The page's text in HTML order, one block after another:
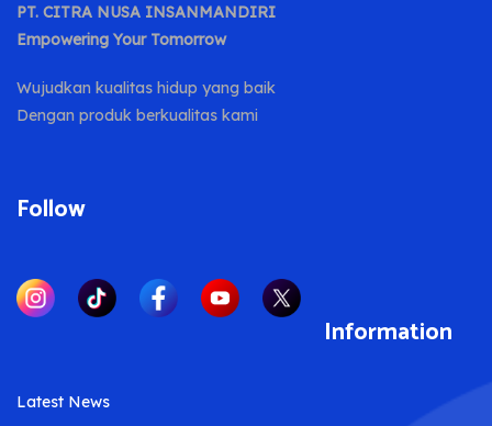
PT. CITRA NUSA INSANMANDIRI
Empowering Your Tomorrow
Wujudkan kualitas hidup yang baik
Dengan produk berkualitas kami
Follow
Information
Latest News